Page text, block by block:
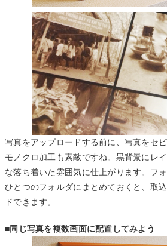
写真をアップロードする前に、写真をセ
モノクロ加工も素敵ですね。黒背景にレ
な落ち着いた雰囲気に仕上がります。フ
ひとつのフォルダにまとめておくと、取
ドできます。
■同じ写真を複数画面に配置してみよう